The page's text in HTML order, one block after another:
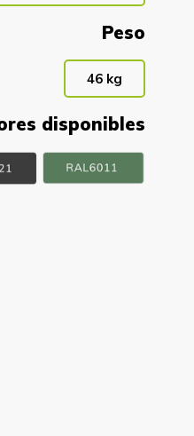
Peso
46 kg
disponibles